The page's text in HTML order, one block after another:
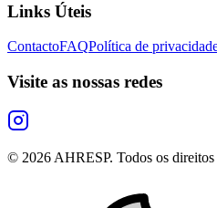
Links Úteis
ContactoFAQPolítica de
Visite as nossas redes
© 2026 AHRESP. Todos os direitos